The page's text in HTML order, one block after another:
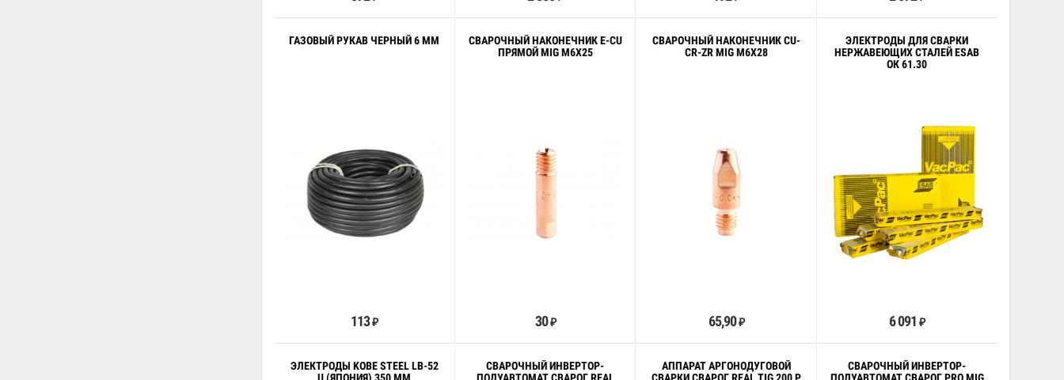
ГАЗОВЫЙ РУКАВ ЧЕРНЫЙ 6 ММ
113₽
СВАРОЧНЫЙ НАКОНЕЧНИК E-CU
ПРЯМОЙ MIG M6X25
30 ₽
СВАРОЧНЫЙ НАКОНЕЧНИК CU-
CR-ZR MIG M6X28
65,90 ₽
ЭЛЕКТРОДЫ ДЛЯ СВАРКИ
НЕРЖАВЕЮЩИХ СТАЛЕЙ ESAB
ОК 61.30
6 091₽
ЭЛЕКТРОДЫ KOBE STEEL LB-52
СВАРОЧНЫЙ ИНВЕРТОР-
АППАРАТ АРГОНОДУГОВОЙ
СВАРОЧНЫЙ ИНВЕРТОР-